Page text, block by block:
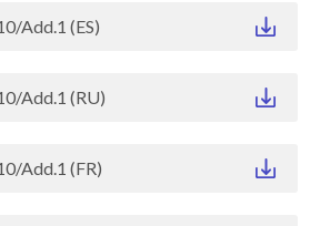
Add.1 (ES)
Add.1 (RU)
Add.1 (FR)